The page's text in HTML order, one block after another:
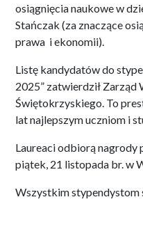
osiągnięcia naukowe w
Stańczak (za znaczące
prawa i ekonomii).
Listę kandydatów do
2025” zatwierdził
Świętokrzyskiego. To
lat najlepszym uczniom i
Laureaci odbiorą nagrody
piątek, 21 listopada br. w
Wszystkim stypendystom